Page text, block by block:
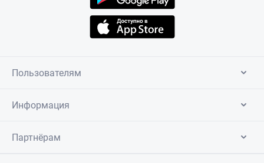
Пользователям
Информация
Партнёрам